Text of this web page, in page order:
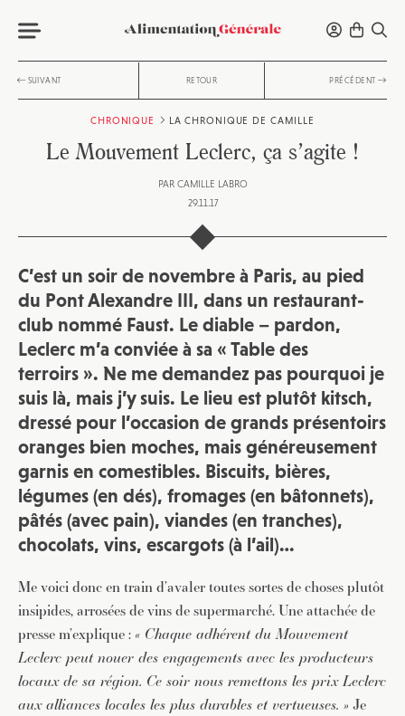
SUIVANT RETOUR PRÉCÉDENT
CHRONIQUE LA CHRONIQUE DE CAMILLE
Le Mouvement Leclerc, ça s’agite !
PAR CAMILLE LABRO
29.11.17
C’est un soir de novembre à Paris, au pied
du Pont Alexandre III, dans un restaurant-
club nommé Faust. Le diable – pardon,
Leclerc m’a conviée à sa « Table des
terroirs ». Ne me demandez pas pourquoi je
suis là, mais j’y suis. Le lieu est plutôt kitsch,
dressé pour l’occasion de grands présentoirs
oranges bien moches, mais généreusement
garnis en comestibles. Biscuits, bières,
légumes (en dés), fromages (en bâtonnets),
pâtés (avec pain), viandes (en tranches),
chocolats, vins, escargots (à l’ail)…
Me voici donc en train d’avaler toutes sortes de choses plutôt
insipides, arrosées de vins de supermarché. Une attachée de
presse m’explique : « Chaque adhérent du Mouvement
Leclerc peut nouer des engagements avec les producteurs
locaux de sa région. Ce soir nous remettons les prix Leclerc
aux alliances locales les plus durables et vertueuses. » Je